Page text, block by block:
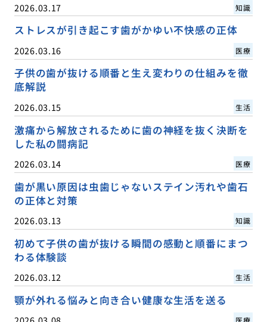
2026.03.17 知識
ストレスが引き起こす歯がかゆい不快感の正体
2026.03.16 医療
子供の歯が抜ける順番と生え変わりの仕組みを徹
底解説
2026.03.15 生活
激痛から解放されるために歯の神経を抜く決断を
した私の闘病記
2026.03.14 医療
歯が黒い原因は虫歯じゃないステイン汚れや歯石
の正体と対策
2026.03.13 知識
初めて子供の歯が抜ける瞬間の感動と順番にまつ
わる体験談
2026.03.12 生活
顎が外れる悩みと向き合い健康な生活を送る
医療